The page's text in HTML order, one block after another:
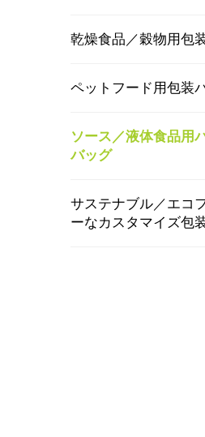
乾燥食品／穀物用包
ペットフード用包装
ソース／液体食品用
バッグ
サステナブル／エコ
ーなカスタマイズ包